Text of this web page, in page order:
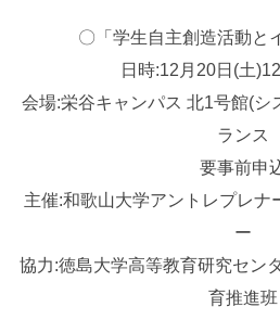
〇「学生自主創造活動と
日時:12月20日(土
会場:栄谷キャンパス 北1号館(シ
ランス
要事前申
主催:和歌山大学アントレプレナ
ー
協力:徳島大学高等教育研究セン
育推進班